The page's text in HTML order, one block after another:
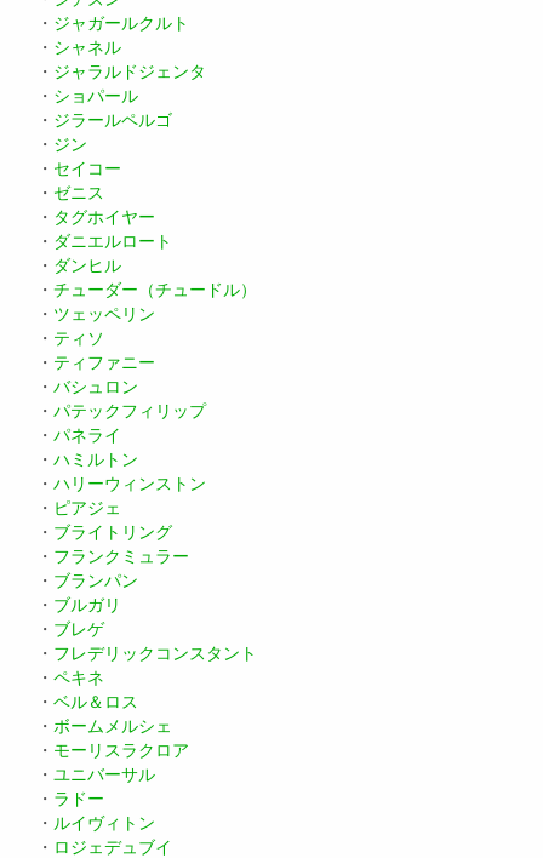
・ ジャガールクルト
・ シャネル
・ ジャラルドジェンタ
・ ショパール
・ ジラールペルゴ
・ ジン
・ セイコー
・ ゼニス
・ タグホイヤー
・ ダニエルロート
・ ダンヒル
・ チューダー（チュードル）
・ ツェッペリン
・ ティソ
・ ティファニー
・ バシュロン
・ パテックフィリップ
・ パネライ
・ ハミルトン
・ ハリーウィンストン
・ ピアジェ
・ ブライトリング
・ フランクミュラー
・ ブランパン
・ ブルガリ
・ ブレゲ
・ フレデリックコンスタント
・ ペキネ
・ ベル＆ロス
・ ボームメルシェ
・ モーリスラクロア
・ ユニバーサル
・ ラドー
・ ルイヴィトン
・ ロジェデュブイ